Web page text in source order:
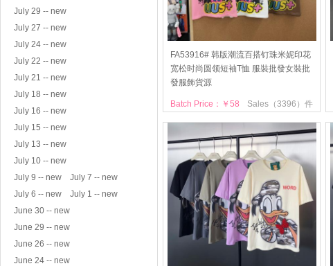
July 29 -- new
July 27 -- new
July 24 -- new
July 22 -- new
July 21 -- new
July 18 -- new
July 16 -- new
July 15 -- new
July 13 -- new
July 10 -- new
July 9 -- new
July 7 -- new
July 6 -- new
July 1 -- new
June 30 -- new
June 29 -- new
June 26 -- new
June 24 -- new
FA53916# 韩版潮流百搭钉珠米妮印花
宽松时尚圆领短袖T恤 服裝批發女裝批
發服飾貨源
Sales（3396）件
Batch Price：￥58